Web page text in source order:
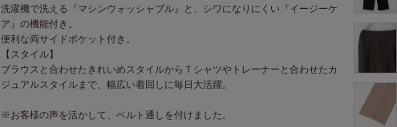
洗濯機で洗える『マシンウォッシャブル』と、シワになりにくい『イージーケ
ア』の機能付き。
便利な両サイドポケット付き。
【スタイル】
ブラウスと合わせたきれいめスタイルからＴシャツやトレーナーと合わせたカ
ジュアルスタイルまで、幅広い着回しに毎日大活躍。
※お客様の声を活かして、ベルト通しを付けました。